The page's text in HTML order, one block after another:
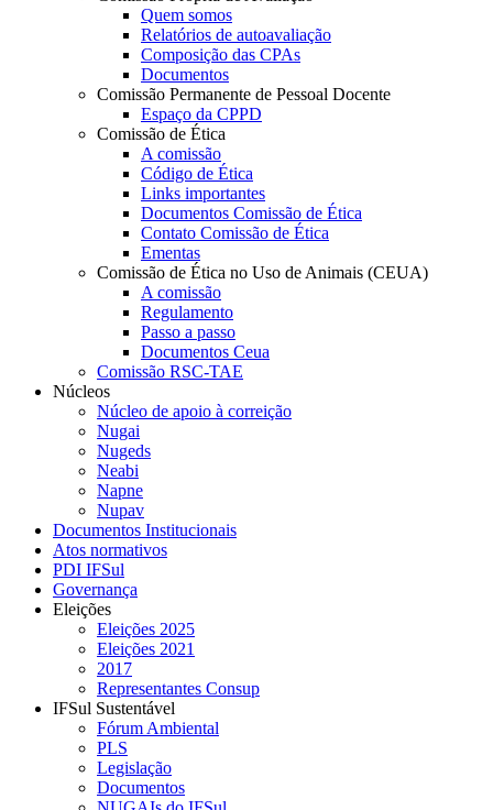
Quem somos
Relatórios de autoavaliação
Composição das CPAs
Documentos
Comissão Permanente de Pessoal Docente
Espaço da CPPD
Comissão de Ética
A comissão
Código de Ética
Links importantes
Documentos Comissão de Ética
Contato Comissão de Ética
Ementas
Comissão de Ética no Uso de Animais (CEUA)
A comissão
Regulamento
Passo a passo
Documentos Ceua
Comissão RSC-TAE
Núcleos
Núcleo de apoio à correição
Nugai
Nugeds
Neabi
Napne
Nupav
Documentos Institucionais
Atos normativos
PDI IFSul
Governança
Eleições
Eleições 2025
Eleições 2021
2017
Representantes Consup
IFSul Sustentável
Fórum Ambiental
PLS
Legislação
Documentos